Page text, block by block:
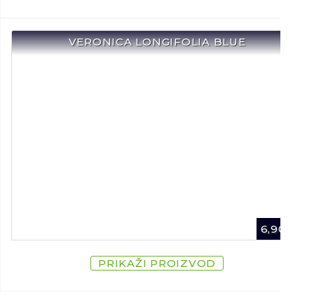
VERONICA LONGIFOLIA BLUE
6,90
PRIKAŽI PROIZVOD